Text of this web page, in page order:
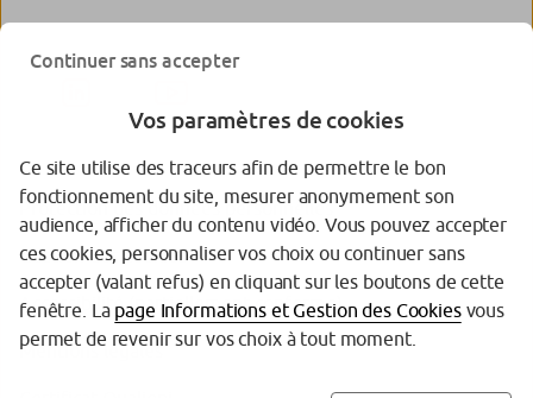
Protection des données personnelles
Gestion des cookies
Accessibilité (partiellement conforme)
Mentions légales
Continuer sans accepter
Vos paramètres de cookies
Ce site utilise des traceurs afin de permettre le bon
fonctionnement du site, mesurer anonymement son
audience, afficher du contenu vidéo. Vous pouvez accepter
ces cookies, personnaliser vos choix ou continuer sans
accepter (valant refus) en cliquant sur les boutons de cette
fenêtre. La page Informations et Gestion des Cookiesvous
permet de revenir sur vos choix à tout moment.